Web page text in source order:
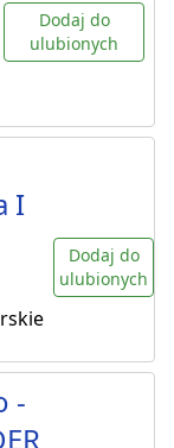
Dodaj do
ulubionych
I
Dodaj do
ulubionych
-